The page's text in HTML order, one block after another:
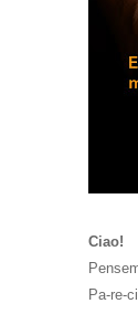
Ciao!
Pa-re-